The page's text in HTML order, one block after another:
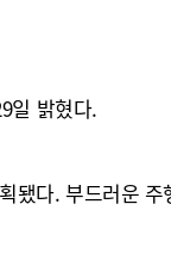
일 밝혔다.
됐다. 부드러운